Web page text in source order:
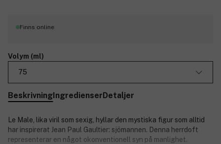
Finns online
Volym (ml)
75
BeskrivningIngredienserDetaljer
Le Male, lika viril som sexig, hyllar den mystiska figur som alltid
har inspirerat Jean Paul Gaultier: sjömannen. Denna herrdoft
representerar en något okonventionell syn på manlighet.